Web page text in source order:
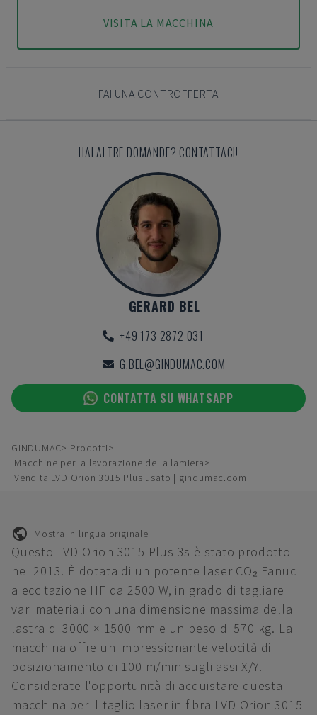
VISITA LA MACCHINA
FAI UNA CONTROFFERTA
HAI ALTRE DOMANDE? CONTATTACI!
GERARD BEL
+49 173 2872 031
G.BEL@GINDUMAC.COM
CONTATTA SU WHATSAPP
GINDUMAC
Prodotti
Macchine per la lavorazione della lamiera
Vendita LVD Orion 3015 Plus usato | gindumac.com
Mostra in lingua originale
Questo LVD Orion 3015 Plus 3s è stato prodotto
nel 2013. È dotata di un potente laser CO₂ Fanuc
a eccitazione HF da 2500 W, in grado di tagliare
vari materiali con una dimensione massima della
lastra di 3000 × 1500 mm e un peso di 570 kg. La
macchina offre un'impressionante velocità di
posizionamento di 100 m/min sugli assi X/Y.
Considerate l'opportunità di acquistare questa
macchina per il taglio laser in fibra LVD Orion 3015